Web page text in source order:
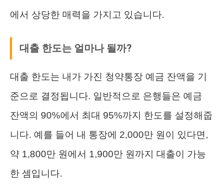
에서 상당한 매력을 가지고 있습니다.
대출 한도는 얼마나 될까?
대출 한도는 내가 가진 청약통장 예금 잔액을 기
준으로 결정됩니다. 일반적으로 은행들은 예금
잔액의 90%에서 최대 95%까지 한도를 설정해줍
니다. 예를 들어 내 통장에 2,000만 원이 있다면,
약 1,800만 원에서 1,900만 원까지 대출이 가능
한 셈입니다.